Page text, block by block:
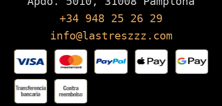
+34 948 25 26 29
info@lastreszzz.com